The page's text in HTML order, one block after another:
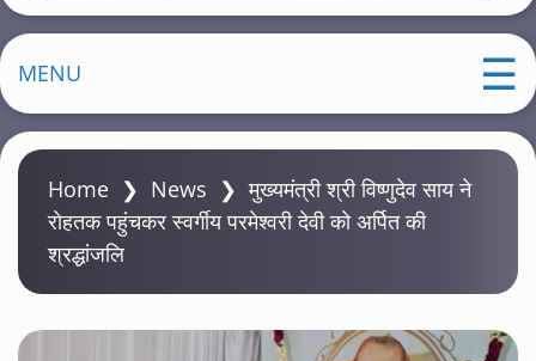
MENU
Home ❯ News ❯मुख्यमंत्री श्री विष्णुदेव साय ने
रोहतक पहुंचकर स्वर्गीय परमेश्वरी देवी को अर्पित की
श्रद्धांजलि